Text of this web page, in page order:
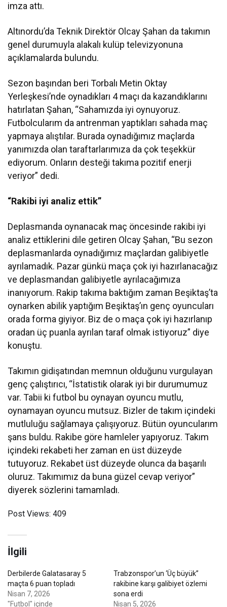
imza attı.
Altınordu’da Teknik Direktör Olcay Şahan da takımın
genel durumuyla alakalı kulüp televizyonuna
açıklamalarda bulundu.
Sezon başından beri Torbalı Metin Oktay
Yerleşkesi’nde oynadıkları 4 maçı da kazandıklarını
hatırlatan Şahan, “Sahamızda iyi oynuyoruz.
Futbolcularım da antrenman yaptıkları sahada maç
yapmaya alıştılar. Burada oynadığımız maçlarda
yanımızda olan taraftarlarımıza da çok teşekkür
ediyorum. Onların desteği takıma pozitif enerji
veriyor” dedi.
“Rakibi iyi analiz ettik”
Deplasmanda oynanacak maç öncesinde rakibi iyi
analiz ettiklerini dile getiren Olcay Şahan, “Bu sezon
deplasmanlarda oynadığımız maçlardan galibiyetle
ayrılamadık. Pazar günkü maça çok iyi hazırlanacağız
ve deplasmandan galibiyetle ayrılacağımıza
inanıyorum. Rakip takıma baktığım zaman Beşiktaş’ta
oynarken abilik yaptığım Beşiktaş’ın genç oyuncuları
orada forma giyiyor. Biz de o maça çok iyi hazırlanıp
oradan üç puanla ayrılan taraf olmak istiyoruz” diye
konuştu.
Takımın gidişatından memnun olduğunu vurgulayan
genç çalıştırıcı, “İstatistik olarak iyi bir durumumuz
var. Tabii ki futbol bu oynayan oyuncu mutlu,
oynamayan oyuncu mutsuz. Bizler de takım içindeki
mutluluğu sağlamaya çalışıyoruz. Bütün oyuncularım
şans buldu. Rakibe göre hamleler yapıyoruz. Takım
içindeki rekabeti her zaman en üst düzeyde
tutuyoruz. Rekabet üst düzeyde olunca da başarılı
oluruz. Takımımız da buna güzel cevap veriyor”
diyerek sözlerini tamamladı.
Post Views: 409
İlgili
Derbilerde Galatasaray 5
maçta 6 puan topladı
Nisan 7, 2026
"Futbol" içinde
Trabzonspor’un ‘Üç büyük”
rakibine karşı galibiyet özlemi
sona erdi
Nisan 5, 2026